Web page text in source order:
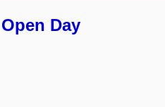
Day